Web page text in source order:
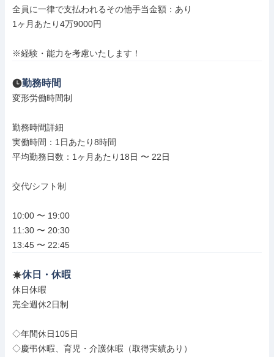
全員に一律で支払われるその他手当金額：あり
1ヶ月あたり4万9000円
※経験・能力を考慮いたします！
勤務時間
変形労働時間制
勤務時間詳細
実働時間：1日あたり8時間
平均勤務日数：1ヶ月あたり18日 〜 22日
交代/シフト制
10:00 〜 19:00
11:30 〜 20:30
13:45 〜 22:45
休日・休暇
休日休暇
完全週休2日制
◇年間休日105日
◇慶弔休暇、育児・介護休暇（取得実績あり）